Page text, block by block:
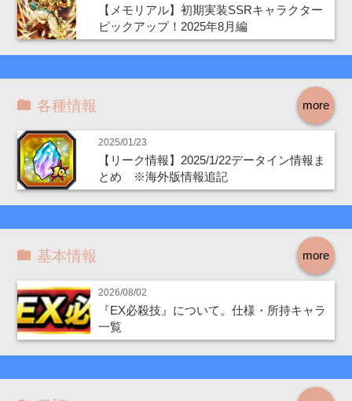
【メモリアル】初期実装SSRキャラクター
ピックアップ！2025年8月編
more
各種情報
2025/01/23
【リーク情報】2025/1/22データイン情報ま
とめ ※海外版情報追記
more
基本情報
2026/08/02
『EX必殺技』について。仕様・所持キャラ
一覧